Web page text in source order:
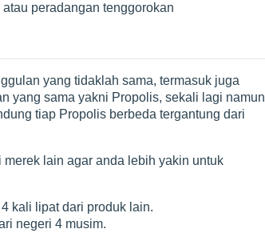
peradangan tenggorokan
yang tidaklah sama, termasuk juga
yang sama yakni Propolis, sekali lagi namun
tiap Propolis berbeda tergantung dari
lain agar anda lebih yakin untuk
kali lipat dari produk lain.
negeri 4 musim.